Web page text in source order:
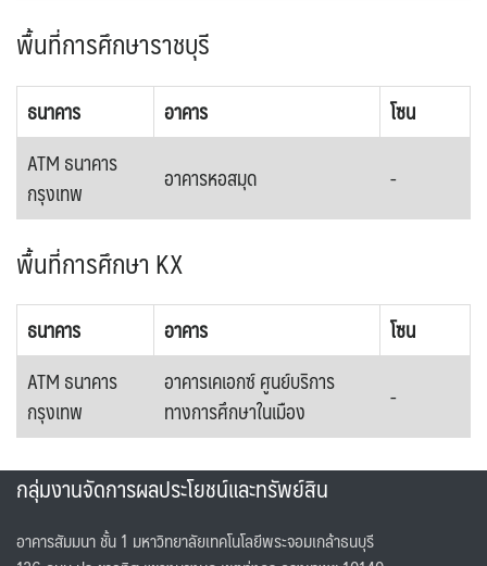
พื้นที่การศึกษาราชบุรี
ธนาคาร อาคาร
โซน
ATM ธนาคาร
กรุงเทพ
อาคารหอสมุด -
พื้นที่การศึกษา KX
ธนาคาร อาคาร
โซน
ATM ธนาคาร
กรุงเทพ
อาคารเคเอกซ์ ศูนย์บริการ
ทางการศึกษาในเมือง
-
กลุ่มงานจัดการผลประโยชน์และทรัพย์สิน
อาคารสัมมนา ชั้น 1 มหาวิทยาลัยเทคโนโลยีพระจอมเกล้าธนบุรี